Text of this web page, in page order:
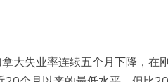
大失业率连续五个月下降，